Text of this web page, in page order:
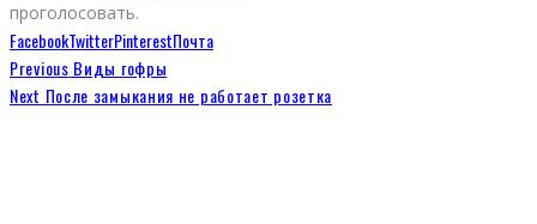
проголосовать.
FacebookTwitterPinterestПочта
Previous Виды гофры
Next После замыкания не работает розетка